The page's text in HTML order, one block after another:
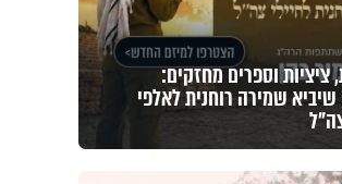
ציציות וספרים מחזקים:
שמירה רוחנית לאלפי